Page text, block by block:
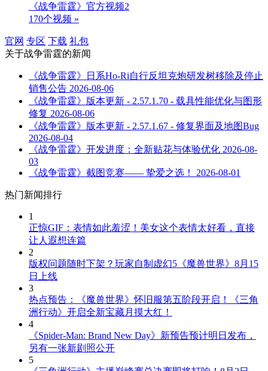
《战争雷霆》官方视频2
170个视频 »
官网 专区 下载 礼包
关于战争雷霆的新闻
《战争雷霆》日系Ho-Ri自行反坦克炮研发树移除及停止
销售公告 2026-08-06
《战争雷霆》版本更新 - 2.57.1.70 - 载具性能优化与图形
修复 2026-08-06
《战争雷霆》版本更新 - 2.57.1.67 - 修复界面及地图Bug
2026-08-04
《战争雷霆》开发进度：全新贴花与体验优化 2026-08-
03
《战争雷霆》截图竞赛—— 挚爱之选！
2026-08-01
热门新闻排行
1
正惊GIF：表情如此羞涩！美女这个表情太好看，直接
让人遐想连篇
2
版权问题随时下架？玩家自制虚幻5《魔兽世界》8月15
日上线
3
热点预告：《魔兽世界》怀旧服第五阶段开启！《三角
洲行动》开启全新宝藏月摸大红！
4
《Spider-Man: Brand New Day》新预告预计明日发布，
另有一张新剧照公开
5